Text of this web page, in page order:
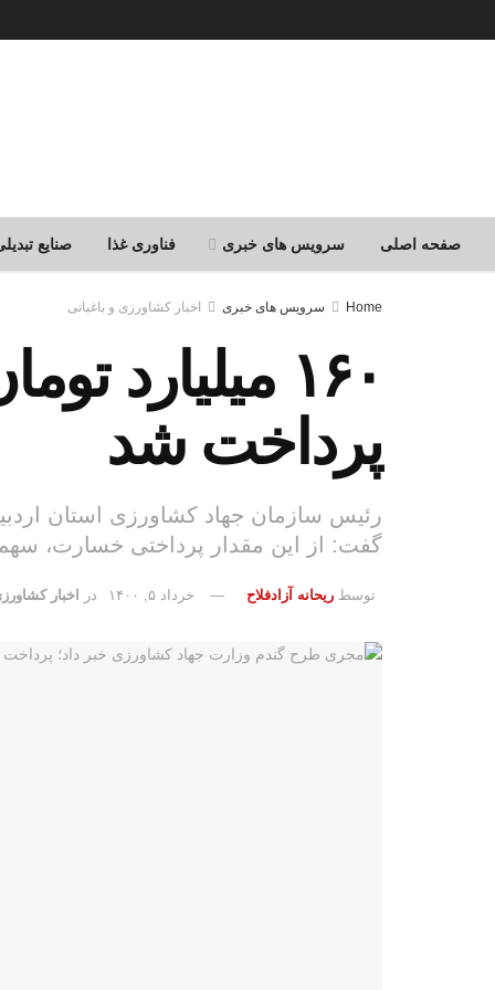
صفحه اصلی سرویس های خبری فناوری غذا صنایع
Home سرویس های خبری اخبار کشاورزی و باغبانی
۱۶۰
پرداخت شد
گفت: از این مقدار پرداختی خسارت، سهم استان اردبیل ۱۶۰
توسط ریحانه آزادفلاح خرداد ۵, ۱۴۰۰ در اخبار